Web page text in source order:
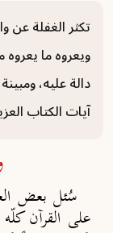
تكثر الغفلة عن
ويعروه ما يعروه
دالة عليه،
آيات الكتاب
سُئل بعض
على القرآن